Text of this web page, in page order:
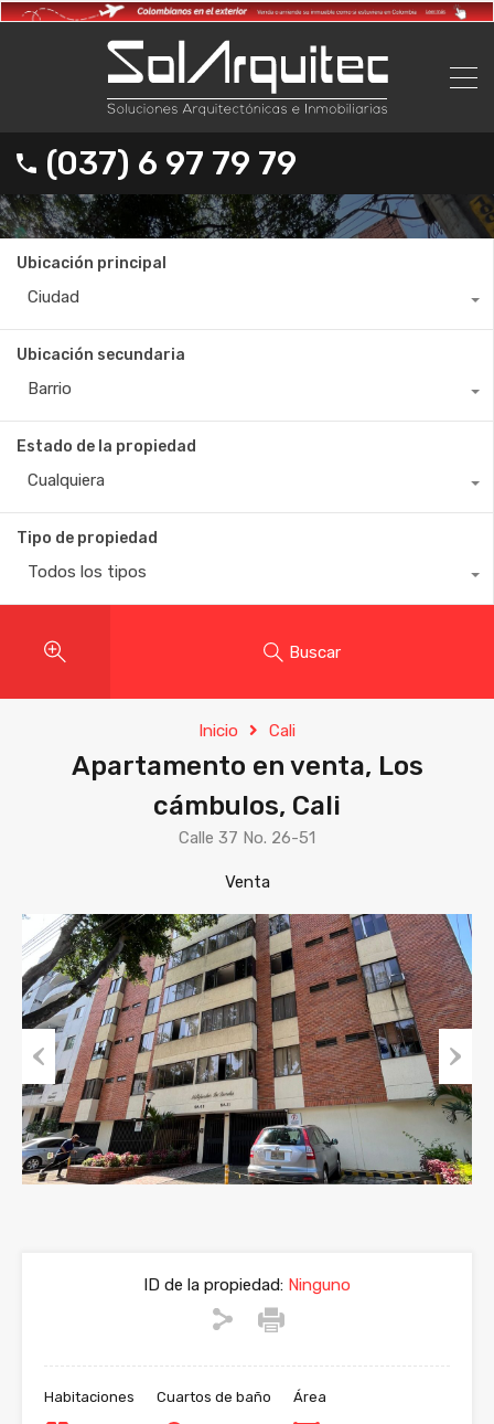
(037) 6 97 79 79
Ubicación principal
Ciudad
Ubicación secundaria
Barrio
Estado de la propiedad
Cualquiera
Tipo de propiedad
Todos los tipos
Buscar
Inicio Cali
Apartamento en venta, Los
cámbulos, Cali
Calle 37 No. 26-51
Venta
Previous Next
ID de la propiedad: Ninguno
Habitaciones Cuartos de baño Área